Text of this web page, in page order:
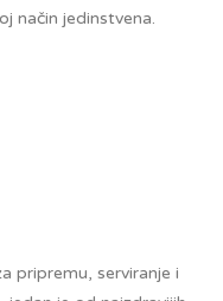
način jedinstvena.
pripremu, serviranje i